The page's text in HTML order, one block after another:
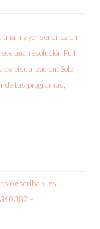
o escriba y les
–